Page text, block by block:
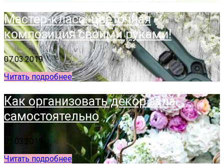
Мастер-класс: цветочная
композиция своими руками!
07.03.2019
Читать подробнее
Как организовать декор зала
самостоятельно
01.03.2019
Читать подробнее